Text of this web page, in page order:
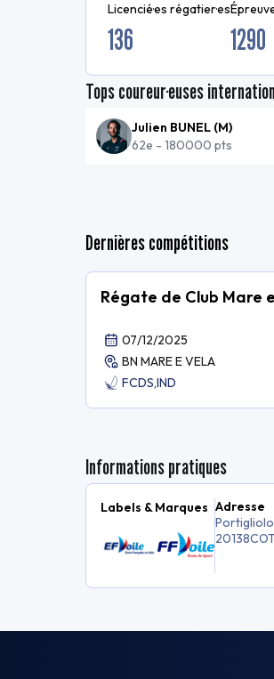
Licencié·es régatier·es
136 1290
Tops coureur·euses
Julien BUNEL (M)
62e - 180000 pts
Dernières compétitions
Régate de Club Mare
07/12/2025
BN MARE E VELA
FCDS,IND
Informations pratiques
Labels & Marques Adresse
20138